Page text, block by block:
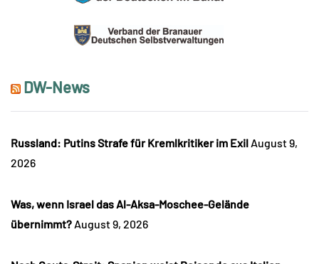
DW-News
Russland: Putins Strafe für Kremlkritiker im Exil August 9,
2026
Was, wenn Israel das Al-Aksa-Moschee-Gelände
übernimmt? August 9, 2026